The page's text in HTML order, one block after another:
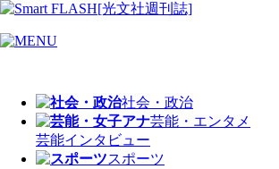
社会・政治
芸能・エンタメ
芸能インタビュー
スポーツ